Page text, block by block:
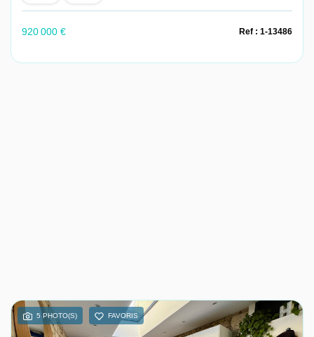
920 000 € Ref : 1-13486
5 PHOTO(S) FAVORIS